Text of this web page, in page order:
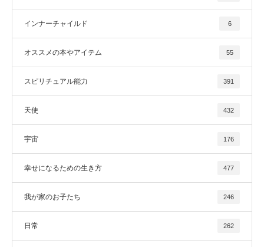
インナーチャイルド 6
オススメの本やアイテム 55
スピリチュアル能力 391
天使 432
宇宙 176
幸せになるための生き方 477
我が家のお子たち 246
日常 262